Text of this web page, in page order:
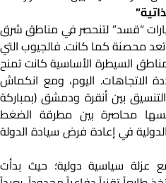
“قسد” لتنحصر في مناطق شرق
محصنة كما كانت. فالجيوب التي
السيطرة الأساسية كانت تمنح
الاتجاهات. اليوم، ومع انكماش
التنسيق بين أنقرة ودمشق (بمباركة
محاصرة بين مطرقة الضغط
في إعادة فرض سيادة الدولة
عزلة سياسية دولية؛ حيث بدأت